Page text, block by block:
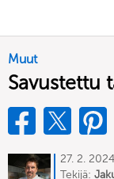
Muut
Savustettu
27. 2. 2024
Tekijä: